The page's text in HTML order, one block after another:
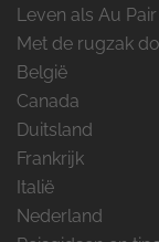
Leven als Au
Met de rugzak
België
Canada
Duitsland
Frankrijk
Italië
Nederland